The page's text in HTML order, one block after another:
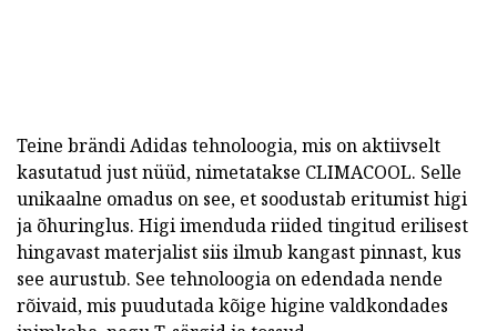
Teine brändi Adidas tehnoloogia, mis on aktiivselt
kasutatud just nüüd, nimetatakse CLIMACOOL. Selle
unikaalne omadus on see, et soodustab eritumist higi
ja õhuringlus. Higi imenduda riided tingitud erilisest
hingavast materjalist siis ilmub kangast pinnast, kus
see aurustub. See tehnoloogia on edendada nende
rõivaid, mis puudutada kõige higine valdkondades